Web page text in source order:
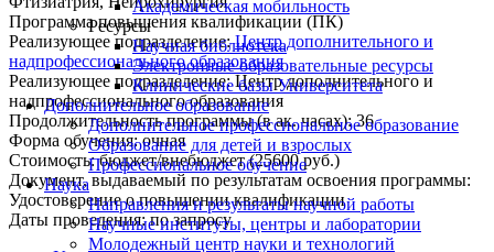
Академическая мобильность
Ресурсы
Научная библиотека
Электронные образовательные ресурсы
Клинические базы Университета
Дополнительное образование
Дополнительное профессиональное образование
Образование для детей и взрослых
Профессиональное обучение
Наука
Направления и результаты научной работы
Научные институты, центры и лаборатории
Молодежный центр науки и технологий
Программа повышения квалификации (ПК)
Реализующее подразделение:Центр дополнительного и
надпрофессионального образования
Реализующее подразделение:Центр дополнительного и
надпрофессионального образования
Продолжительность программы (в ак. часах):36
Форма обучения:очная
Стоимость:бюджет/внебюджет (25600 руб.)
Документ, выдаваемый по результатам освоения программы:
Удостоверение о повышении квалификации
Даты проведения:по запросу